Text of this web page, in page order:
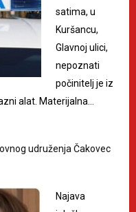
satima, u
Kuršancu,
Glavnoj ulici,
nepoznati
počinitelj je iz
alat. Materijalna…
udruženja Čakovec
Najava